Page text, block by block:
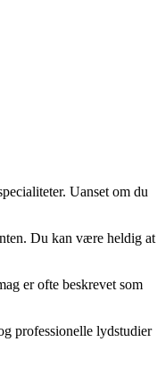
Uanset om du
Du kan være heldig at
er ofte beskrevet som
professionelle lydstudier